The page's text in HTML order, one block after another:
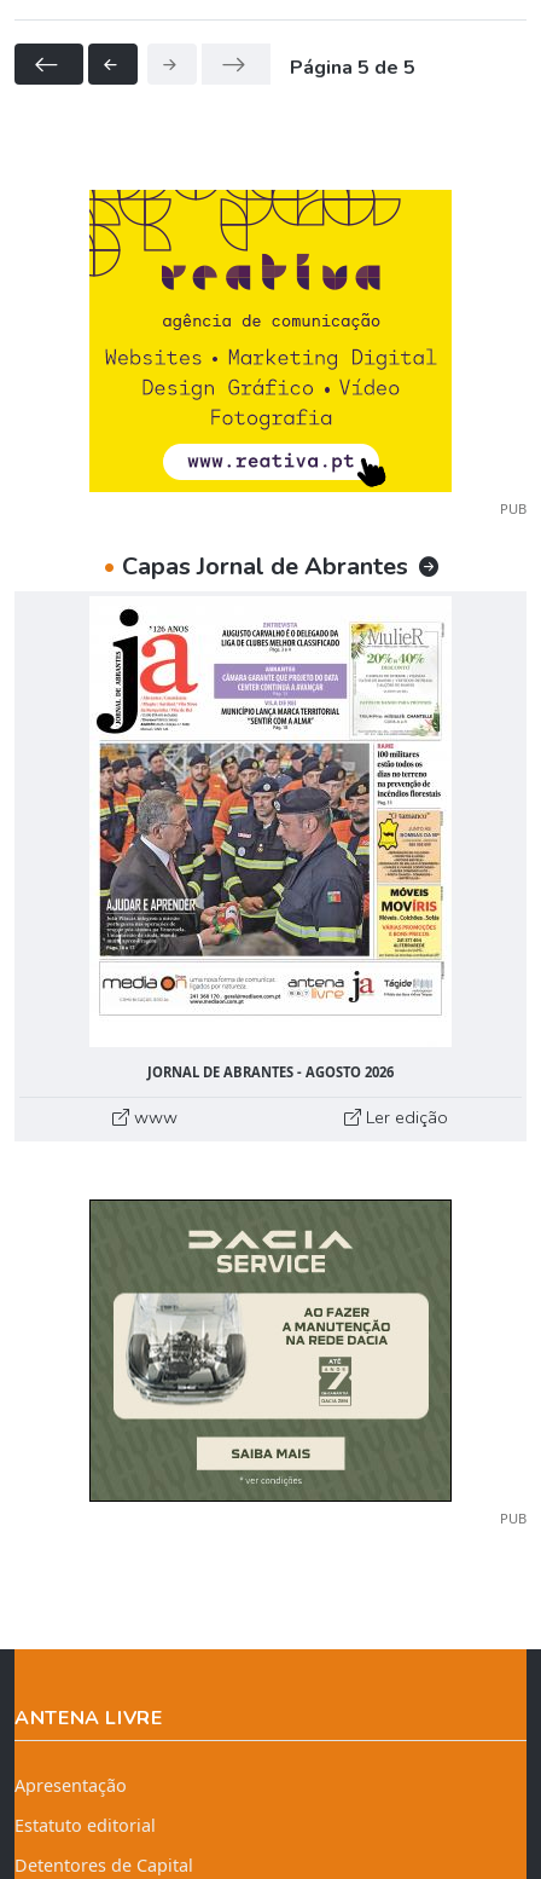
Página 5 de 5
PUB
• Capas Jornal de Abrantes
JORNAL DE ABRANTES - AGOSTO 2026
www Ler edição
PUB
ANTENA LIVRE
Apresentação
Estatuto editorial
Detentores de Capital